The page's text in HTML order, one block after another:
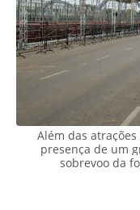
Além das
presença de um
sobrevoo da